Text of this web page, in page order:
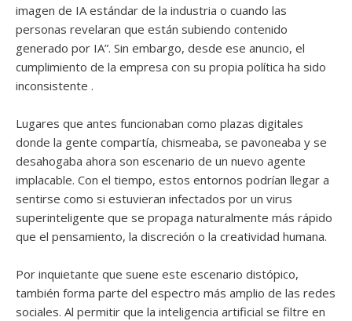
imagen de IA estándar de la industria o cuando las
personas revelaran que están subiendo contenido
generado por IA”. Sin embargo, desde ese anuncio, el
cumplimiento de la empresa con su propia política ha sido
inconsistente .
Lugares que antes funcionaban como plazas digitales
donde la gente compartía, chismeaba, se pavoneaba y se
desahogaba ahora son escenario de un nuevo agente
implacable. Con el tiempo, estos entornos podrían llegar a
sentirse como si estuvieran infectados por un virus
superinteligente que se propaga naturalmente más rápido
que el pensamiento, la discreción o la creatividad humana.
Por inquietante que suene este escenario distópico,
también forma parte del espectro más amplio de las redes
sociales. Al permitir que la inteligencia artificial se filtre en